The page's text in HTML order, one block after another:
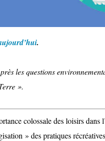
.
les questions
».
colossale des loisirs dans
» des pratiques